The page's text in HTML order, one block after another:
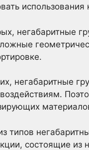
негабаритные
негабаритные
типов
состоящие из